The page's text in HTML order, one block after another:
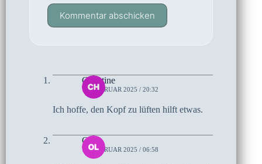
Kommentar abschicken
Christine
13. FEBRUAR 2025 / 20:32
Ich hoffe, den Kopf zu lüften hilft etwas.
Olaf
13. FEBRUAR 2025 / 06:58